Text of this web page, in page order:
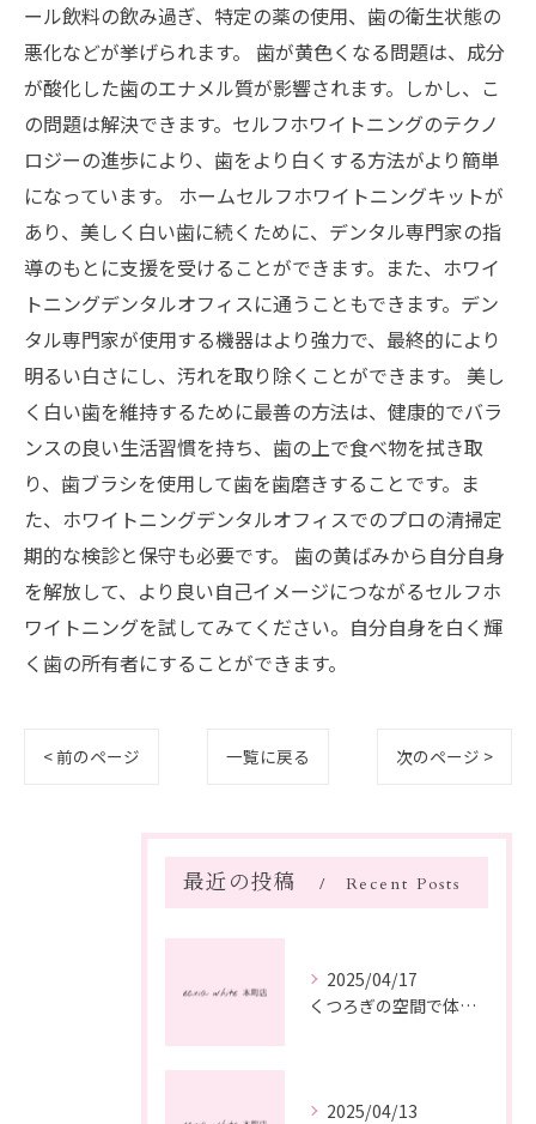
ール飲料の飲み過ぎ、特定の薬の使用、歯の衛生状態の
悪化などが挙げられます。 歯が黄色くなる問題は、成分
が酸化した歯のエナメル質が影響されます。しかし、こ
の問題は解決できます。セルフホワイトニングのテクノ
ロジーの進歩により、歯をより白くする方法がより簡単
になっています。 ホームセルフホワイトニングキットが
あり、美しく白い歯に続くために、デンタル専門家の指
導のもとに支援を受けることができます。また、ホワイ
トニングデンタルオフィスに通うこともできます。デン
タル専門家が使用する機器はより強力で、最終的により
明るい白さにし、汚れを取り除くことができます。 美し
く白い歯を維持するために最善の方法は、健康的でバラ
ンスの良い生活習慣を持ち、歯の上で食べ物を拭き取
り、歯ブラシを使用して歯を歯磨きすることです。ま
た、ホワイトニングデンタルオフィスでのプロの清掃定
期的な検診と保守も必要です。 歯の黄ばみから自分自身
を解放して、より良い自己イメージにつながるセルフホ
ワイトニングを試してみてください。自分自身を白く輝
く歯の所有者にすることができます。
< 前のページ 一覧に戻る 次のページ >
最近の投稿 Recent Posts
2025/04/17
くつろぎの空間で体験するセルフホワイトニングの魅力
2025/04/13